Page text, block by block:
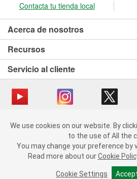
By clicking "Accept", you consent to
You may change your preference by
Read more about our Cookie
Cookie Settings
We use cookies on our website. By
to the use of All the
You may change your preference by
Read more about our Cookie
Cookie Settings
Contacta tu tienda local
Acerca de nosotros
Recursos
Servicio al cliente
Copyright © 2008-2026 O’Reilly Auto Parts v
Política de privacidad
Ley de transparencia
de California